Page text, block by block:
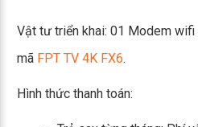
Vật tư triển khai: 01 Modem
mã FPT TV 4K FX6.
Hình thức thanh toán: